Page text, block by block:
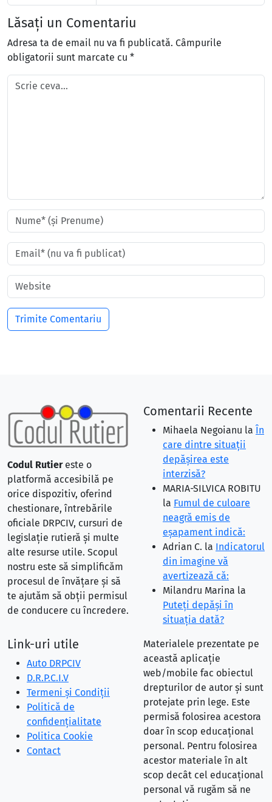
Lăsați un Comentariu
Adresa ta de email nu va fi publicată. Câmpurile
obligatorii sunt marcate cu *
Codul Rutiereste o
platformă accesibilă pe
orice dispozitiv, oferind
chestionare, întrebările
oficiale DRPCIV, cursuri de
legislație rutieră și multe
alte resurse utile. Scopul
nostru este să simplificăm
procesul de învățare și să
te ajutăm să obții permisul
de conducere cu încredere.
Comentarii Recente
Mihaela Negoianu la În
care dintre situaţii
depăşirea este
interzisă?
MARIA-SILVICA ROBITU
la Fumul de culoare
neagră emis de
eşapament indică:
Adrian C. la Indicatorul
din imagine vă
avertizează că:
Milandru Marina la
Puteţi depăşi în
situaţia dată?
Link-uri utile
Auto DRPCIV
D.R.P.C.I.V
Termeni și Condiții
Politică de
confidențialitate
Politica Cookie
Contact
Materialele prezentate pe
această aplicație
web/mobile fac obiectul
drepturilor de autor și sunt
protejate prin lege. Este
permisă folosirea acestora
doar în scop educațional
personal. Pentru folosirea
acestor materiale în alt
scop decât cel educațional
personal vă rugăm să ne